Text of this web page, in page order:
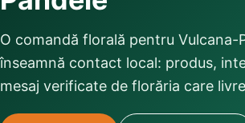
O comandă florală pentru Vulcana-
înseamnă contact local: produs,
mesaj verificate de florăria care